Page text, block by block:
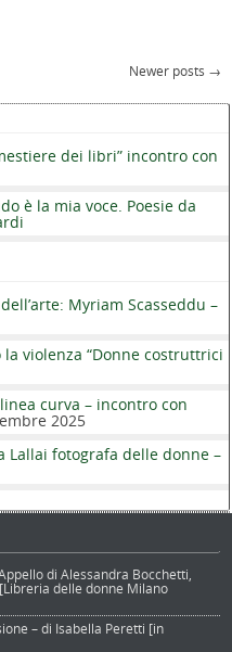
Newer posts →
dei libri” incontro con
è la mia voce. Poesie da
Myriam Scasseddu –
la violenza “Donne costruttrici
curva – incontro con
2025
Lallai fotografa delle donne –
di Alessandra Bocchetti,
delle donne Milano
– di Isabella Peretti [in